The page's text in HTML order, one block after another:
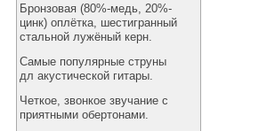
Бронзовая (80%-медь, 20%-
цинк) оплётка, шестигранный
стальной лужёный керн.
Самые популярные струны
дл акустической гитары.
Четкое, звонкое звучание с
приятными обертонами.